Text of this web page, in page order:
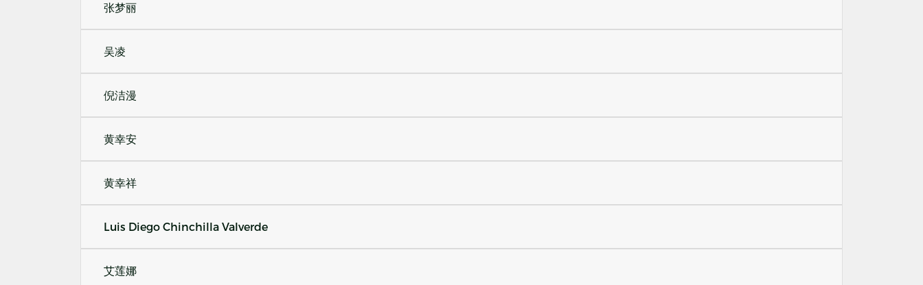
张梦丽
吴凌
倪洁漫
黄幸安
黄幸祥
Luis Diego Chinchilla Valverde
艾莲娜